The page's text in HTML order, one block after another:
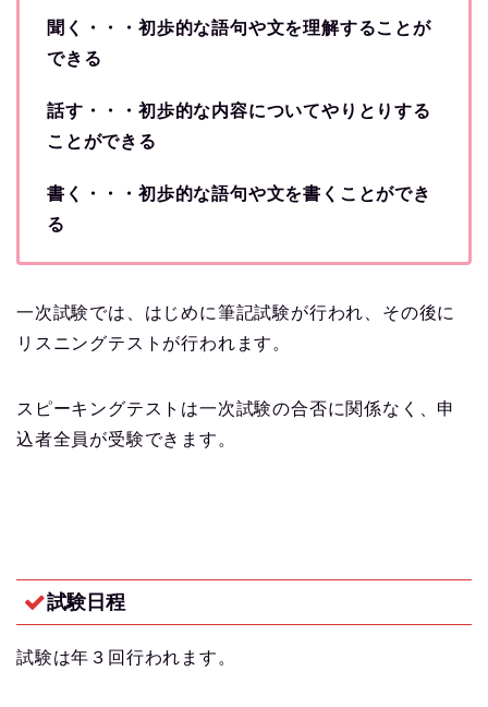
聞く・・・初歩的な語句や文を理解することが
できる
話す・・・初歩的な内容についてやりとりする
ことができる
書く・・・初歩的な語句や文を書くことができ
る
一次試験では、はじめに筆記試験が行われ、その後に
リスニングテストが行われます。
スピーキングテストは一次試験の合否に関係なく、申
込者全員が受験できます。
試験日程
試験は年３回行われます。